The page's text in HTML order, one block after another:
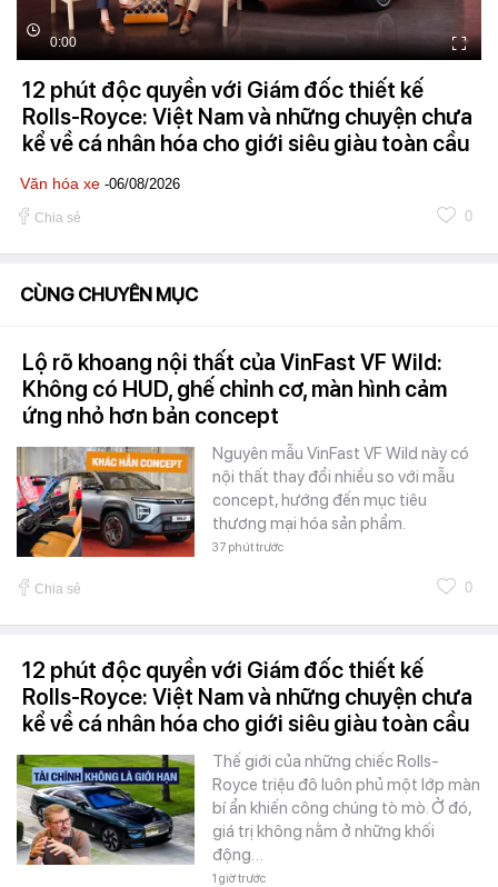
0:00
12 phút độc quyền với Giám đốc thiết kế
Rolls-Royce: Việt Nam và những chuyện chưa
kể về cá nhân hóa cho giới siêu giàu toàn cầu
Văn hóa xe -06/08/2026
Chia sẻ 0
CÙNG CHUYÊN MỤC
Lộ rõ khoang nội thất của VinFast VF Wild:
Không có HUD, ghế chỉnh cơ, màn hình cảm
ứng nhỏ hơn bản concept
Nguyên mẫu VinFast VF Wild này có
nội thất thay đổi nhiều so với mẫu
concept, hướng đến mục tiêu
thương mại hóa sản phẩm.
37 phút trước
Chia sẻ 0
12 phút độc quyền với Giám đốc thiết kế
Rolls-Royce: Việt Nam và những chuyện chưa
kể về cá nhân hóa cho giới siêu giàu toàn cầu
Thế giới của những chiếc Rolls-
Royce triệu đô luôn phủ một lớp màn
bí ẩn khiến công chúng tò mò. Ở đó,
giá trị không nằm ở những khối
động…
1 giờ trước